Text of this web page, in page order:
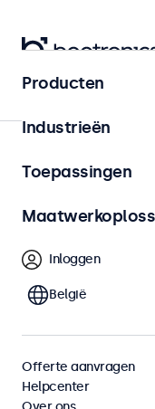
Home
100mm VESA
100mm VESA
met standaard
daarmee
plafondhouders,
Filter (9)
VESA 100 x 100
Producten
Industrieën
Toepassingen
Inloggen
België
Offerte aanvragen
Helpcenter